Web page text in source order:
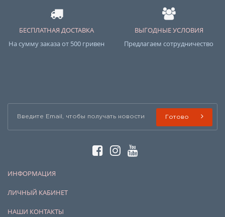
БЕСПЛАТНАЯ ДОСТАВКА
На сумму заказа от 500 гривен
ВЫГОДНЫЕ УСЛОВИЯ
Предлагаем сотрудничество
Готово
ИНФОРМАЦИЯ
ЛИЧНЫЙ КАБИНЕТ
НАШИ КОНТАКТЫ